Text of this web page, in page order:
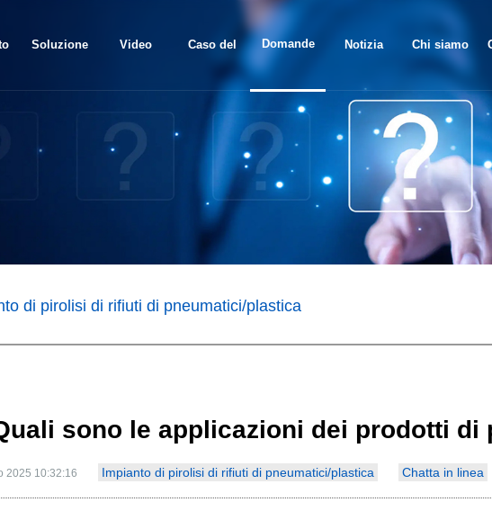
Soluzione Video Caso del Domande
frequenti
Notizia Chi siamo
di pirolisi di rifiuti di pneumatici/plastica
sono le applicazioni dei prodotti di
2025 10:32:16 Impianto di pirolisi di rifiuti di pneumatici/plastica Chatta in linea